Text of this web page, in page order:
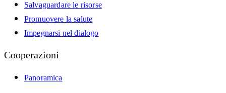
Salvaguardare le risorse
Promuovere la salute
Impegnarsi nel dialogo
Cooperazioni
Panoramica